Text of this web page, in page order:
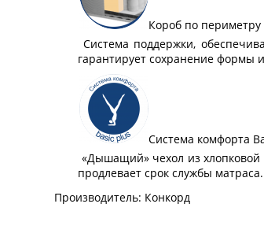
Короб по периметру
Система поддержки,
гарантирует сохранение формы
Система комфорта
«Дышащий» чехол из хлопковой
продлевает срок службы матраса.
Производитель: Конкорд